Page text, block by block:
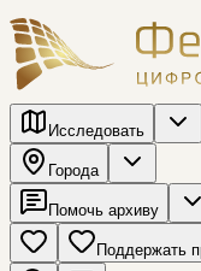
Исследовать
Города
Помочь архиву
Поддержать